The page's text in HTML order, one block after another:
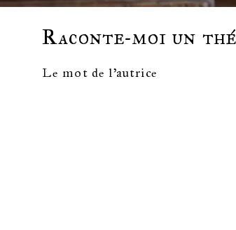
Raconte-moi un thé
Le mot de l'autrice